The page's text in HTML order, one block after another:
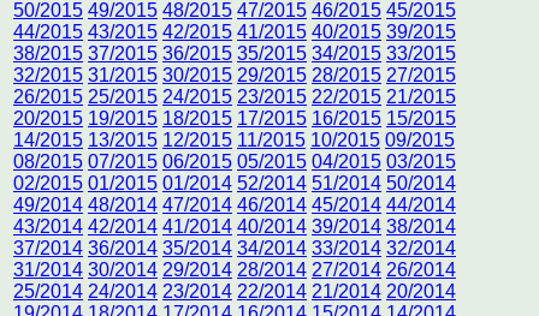
50/2015 49/2015 48/2015 47/2015 46/2015 45/2015
44/2015 43/2015 42/2015 41/2015 40/2015 39/2015
38/2015 37/2015 36/2015 35/2015 34/2015 33/2015
32/2015 31/2015 30/2015 29/2015 28/2015 27/2015
26/2015 25/2015 24/2015 23/2015 22/2015 21/2015
20/2015 19/2015 18/2015 17/2015 16/2015 15/2015
14/2015 13/2015 12/2015 11/2015 10/2015 09/2015
08/2015 07/2015 06/2015 05/2015 04/2015 03/2015
02/2015 01/2015 01/2014 52/2014 51/2014 50/2014
49/2014 48/2014 47/2014 46/2014 45/2014 44/2014
43/2014 42/2014 41/2014 40/2014 39/2014 38/2014
37/2014 36/2014 35/2014 34/2014 33/2014 32/2014
31/2014 30/2014 29/2014 28/2014 27/2014 26/2014
25/2014 24/2014 23/2014 22/2014 21/2014 20/2014